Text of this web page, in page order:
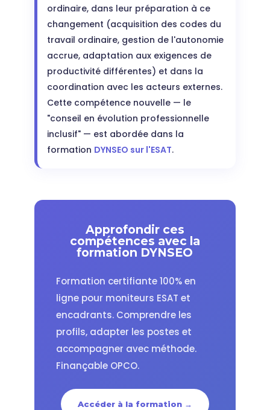
ordinaire, dans leur préparation à ce
changement (acquisition des codes du
travail ordinaire, gestion de l'autonomie
accrue, adaptation aux exigences de
productivité différentes) et dans la
coordination avec les acteurs externes.
Cette compétence nouvelle — le
"conseil en évolution professionnelle
inclusif" — est abordée dans la
formation DYNSEO sur l'ESAT.
Approfondir ces
compétences avec la
formation DYNSEO
Formation certifiante 100% en
ligne pour moniteurs ESAT et
encadrants. Comprendre les
profils, adapter les postes et
accompagner avec méthode.
Finançable OPCO.
Accéder à la formation →